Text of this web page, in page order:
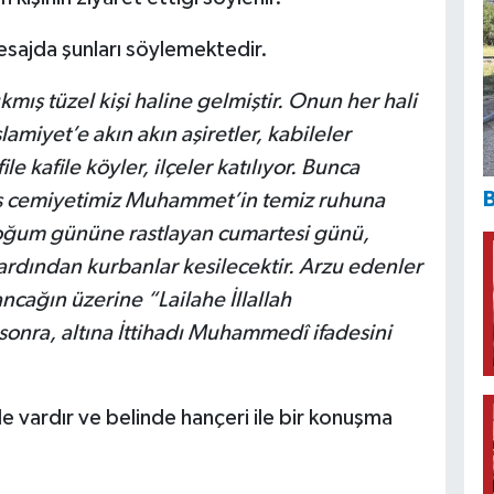
şunları söylemektedir.
tüzel kişi haline gelmiştir. Onun her hali
akın akın aşiretler, kabileler
kafile köyler, ilçeler katılıyor. Bunca
Muhammet’in temiz ruhuna
gününe rastlayan cumartesi günü,
kurbanlar kesilecektir. Arzu edenler
üzerine “Lailahe İllallah
altına İttihadı Muhammedî ifadesini
vardır ve belinde hançeri ile bir konuşma